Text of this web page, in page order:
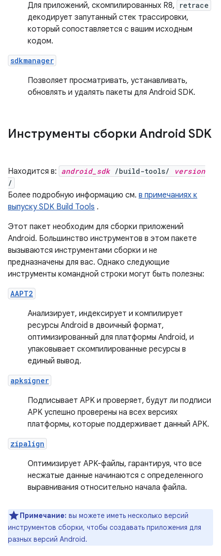
Для приложений, скомпилированных R8, retrace
декодирует запутанный стек трассировки,
который сопоставляется с вашим исходным
кодом.
sdkmanager
Позволяет просматривать, устанавливать,
обновлять и удалять пакеты для Android SDK.
Инструменты сборки Android SDK
Находится в: android_sdk/build-tools/
version
/
Более подробную информацию см. в примечаниях к
выпуску SDK Build Tools .
Этот пакет необходим для сборки приложений
Android. Большинство инструментов в этом пакете
вызываются инструментами сборки и не
предназначены для вас. Однако следующие
инструменты командной строки могут быть полезны:
AAPT2
Анализирует, индексирует и компилирует
ресурсы Android в двоичный формат,
оптимизированный для платформы Android, и
упаковывает скомпилированные ресурсы в
единый вывод.
apksigner
Подписывает APK и проверяет, будут ли подписи
APK успешно проверены на всех версиях
платформы, которые поддерживает данный APK.
zipalign
Оптимизирует APK-файлы, гарантируя, что все
несжатые данные начинаются с определенного
выравнивания относительно начала файла.
Примечание: вы можете иметь несколько версий
инструментов сборки, чтобы создавать приложения для
разных версий Android.